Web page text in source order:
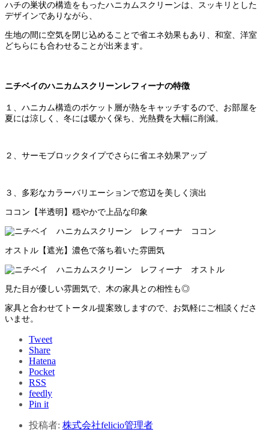
ハチの巣状の構造をもったハニカムスクリーンは、スッキリとした
デザインでありながら、
生地の間に空気を閉じ込めることで省エネ効果もあり、和室、洋室
どちらにも合わせることが出来ます。
ニチベイのハニカムスクリーンレフィーナの特徴
１、ハニカム構造のポケット層が熱をキャッチするので、お部屋を
夏には涼しく、冬には暖かく保ち、光熱費を大幅に削減。
２、サーモブロックタイプでさらに省エネ効果アップ
３、多彩なカラーバリエーションで窓辺を美しく演出
ココン【半透明】穏やかで上品な印象
オストル【遮光】濃色で落ち着いた雰囲気
見た目が優しい雰囲気で、木の家具との相性も◎
家具と合わせてトータル提案致しますので、お気軽にご相談くださ
いませ。
Tweet
Share
Hatena
Pocket
RSS
feedly
Pin it
投稿者: 株式会社felicio管理者